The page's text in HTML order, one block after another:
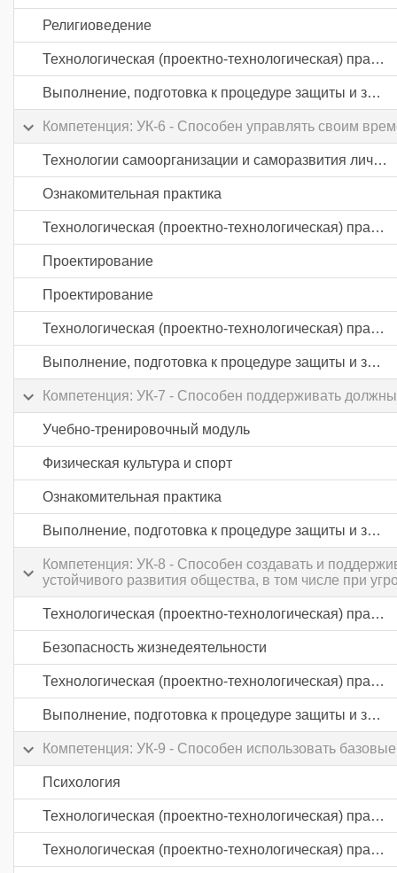
Религиоведение
Технологическая (проектно-технологическая) практика
Выполнение, подготовка к процедуре защиты и защита выпускной квалификационной работы
Компетенция: УК-6 - Способен управлять своим
Технологии самоорганизации и саморазвития личности
Ознакомительная практика
Технологическая (проектно-технологическая) практика
Проектирование
Проектирование
Технологическая (проектно-технологическая) практика
Выполнение, подготовка к процедуре защиты и защита выпускной квалификационной работы
Компетенция: УК-7 - Способен поддерживать
Учебно-тренировочный модуль
Физическая культура и спорт
Ознакомительная практика
Выполнение, подготовка к процедуре защиты и защита выпускной квалификационной работы
Компетенция: УК-8 - Способен создавать и
устойчивого развития общества, в том числе при
Технологическая (проектно-технологическая) практика
Безопасность жизнедеятельности
Технологическая (проектно-технологическая) практика
Выполнение, подготовка к процедуре защиты и защита выпускной квалификационной работы
Компетенция: УК-9 - Способен использовать
Психология
Технологическая (проектно-технологическая) практика
Технологическая (проектно-технологическая) практика